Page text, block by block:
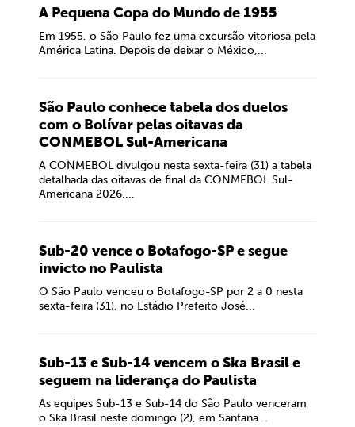
A Pequena Copa do Mundo de 1955
Em 1955, o São Paulo fez uma excursão vitoriosa pela
América Latina. Depois de deixar o México,...
São Paulo conhece tabela dos duelos
com o Bolívar pelas oitavas da
CONMEBOL Sul-Americana
A CONMEBOL divulgou nesta sexta-feira (31) a tabela
detalhada das oitavas de final da CONMEBOL Sul-
Americana 2026....
Sub-20 vence o Botafogo-SP e segue
invicto no Paulista
O São Paulo venceu o Botafogo-SP por 2 a 0 nesta
sexta-feira (31), no Estádio Prefeito José...
Sub-13 e Sub-14 vencem o Ska Brasil e
seguem na liderança do Paulista
As equipes Sub-13 e Sub-14 do São Paulo venceram
o Ska Brasil neste domingo (2), em Santana...